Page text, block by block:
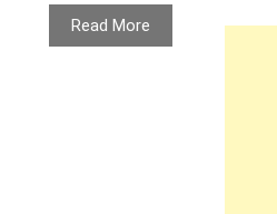
Read More